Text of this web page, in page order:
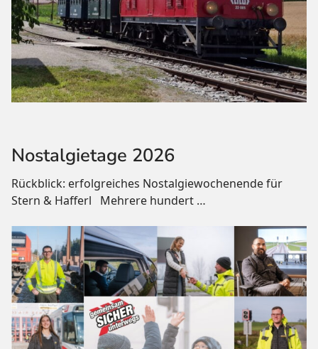
Nostalgietage 2026
Rückblick: erfolgreiches Nostalgiewochenende für
Stern & Hafferl Mehrere hundert …